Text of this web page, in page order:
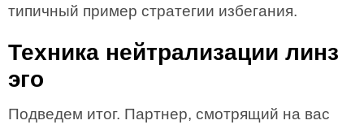
типичный пример стратегии избегания.
Техника нейтрализации линз
эго
Подведем итог. Партнер, смотрящий на вас